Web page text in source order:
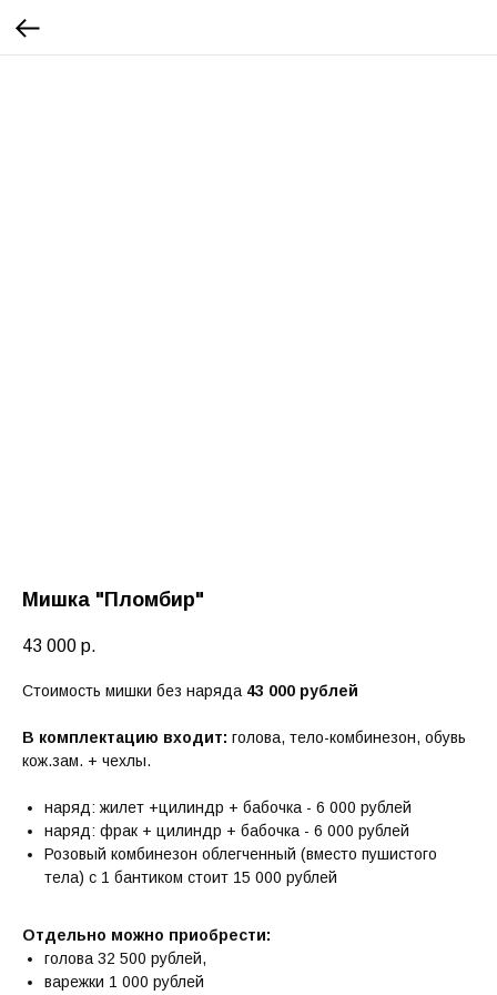
Мишка "Пломбир"
43 000 р.
Стоимость мишки без наряда 43 000 рублей
В комплектацию входит: голова, тело-комбинезон, обувь
кож.зам. + чехлы.
наряд: жилет +цилиндр + бабочка - 6 000 рублей
наряд: фрак + цилиндр + бабочка - 6 000 рублей
Розовый комбинезон облегченный (вместо пушистого
тела) с 1 бантиком стоит 15 000 рублей
Отдельно можно приобрести:
голова 32 500 рублей,
варежки 1 000 рублей